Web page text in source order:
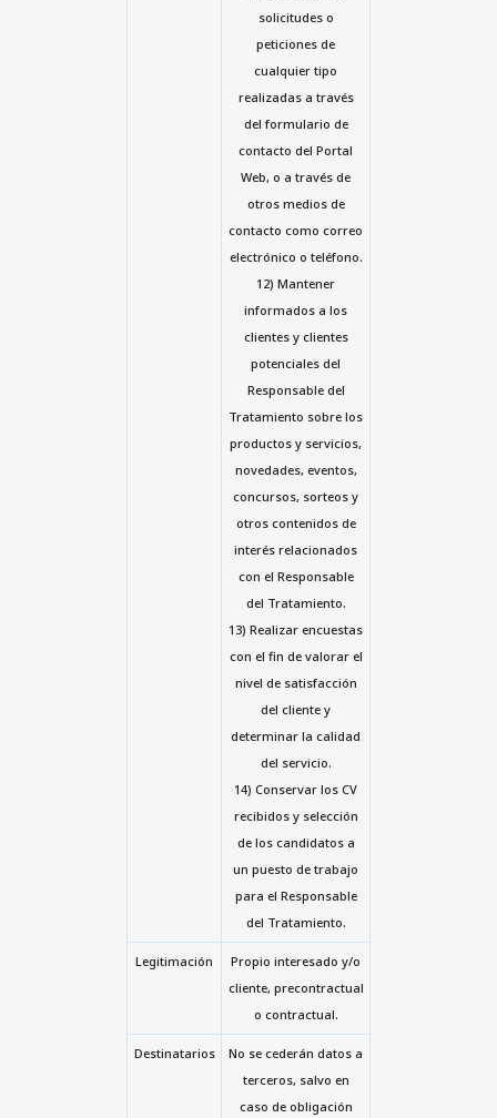
solicitudes o
peticiones de
cualquier tipo
realizadas a través
del formulario de
contacto del Portal
Web, o a través de
otros medios de
contacto como correo
electrónico o teléfono.
12) Mantener
informados a los
clientes y clientes
potenciales del
Responsable del
Tratamiento sobre los
productos y servicios,
novedades, eventos,
concursos, sorteos y
otros contenidos de
interés relacionados
con el Responsable
del Tratamiento.
13) Realizar encuestas
con el fin de valorar el
nivel de satisfacción
del cliente y
determinar la calidad
del servicio.
14) Conservar los CV
recibidos y selección
de los candidatos a
un puesto de trabajo
para el Responsable
del Tratamiento.
Legitimación
Propio interesado y/o
cliente, precontractual
o contractual.
Destinatarios
No se cederán datos a
terceros, salvo en
caso de obligación